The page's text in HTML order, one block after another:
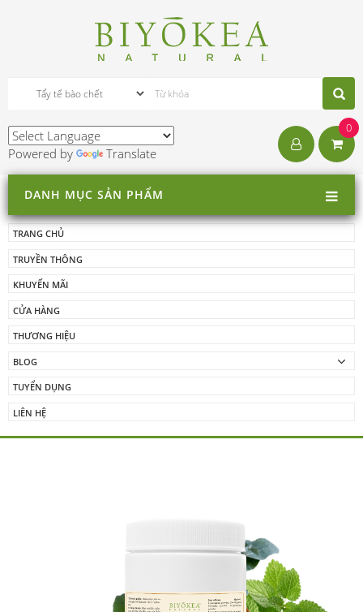
Powered by Translate
0
DANH MỤC SẢN PHẨM
TRANG CHỦ
TRUYỀN THÔNG
KHUYẾN MÃI
CỬA HÀNG
THƯƠNG HIỆU
BLOG
TUYỂN DỤNG
LIÊN HỆ